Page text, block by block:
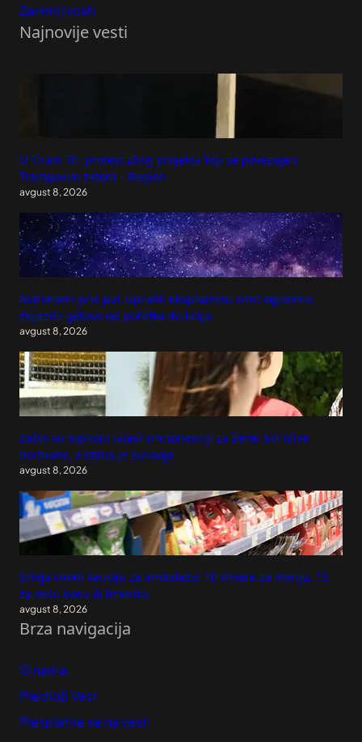
Zanimljivosti
Najnovije vesti
U Tirani 70. protest zbog projekta koji se povezuje s
Trampovim zetom – Region
avgust 8, 2026
Astronomi prvi put ispratili eksplozivnu smrt ogromne
zvijezde gotovo od početka do kraja
avgust 8, 2026
Zašto su toplotni talasi smrtonosniji za žene: Svi krive
hormone, a istina je surovija
avgust 8, 2026
Srbija uvodi kauciju za ambalažu: 10 dinara za manju, 15
za veću bocu ili limenku
avgust 8, 2026
Brza navigacija
O nama
Predloži Vest
Pretplatite se na vesti